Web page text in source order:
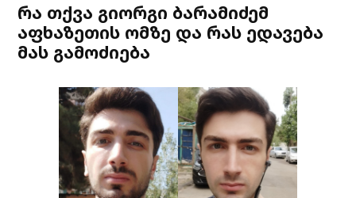
რა თქვა გიორგი ბარამიძემ
აფხაზეთის ომზე და რას ედავება
მას გამოძიება